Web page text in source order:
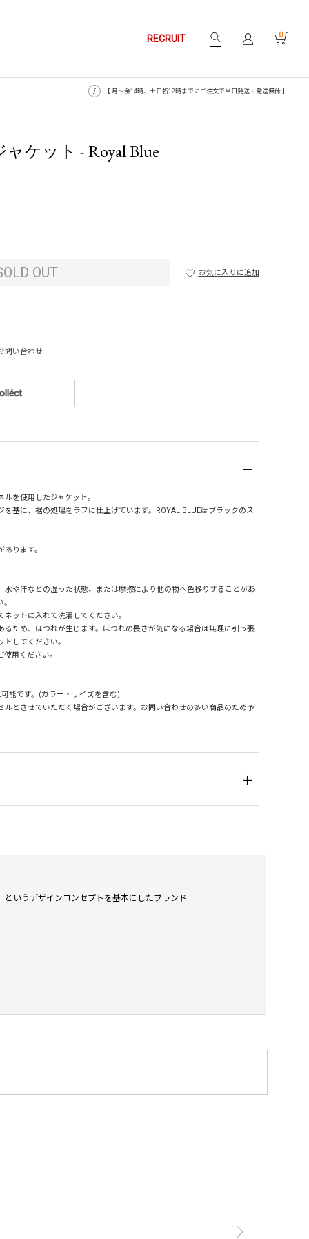
RECRUIT 0
【 月〜金14時、土日祝12時までにご注文で当日発送・発送無休 】
ケット - Royal Blue
OUT お気に入りに追加
問い合わせ
を使用したジャケット。
基に、裾の処理をラフに仕上げています。ROYAL BLUEはブラックのス
ります。
水や汗などの湿った状態、または摩擦により他の物へ色移りすることがあ
ットに入れて洗濯してください。
るため、ほつれが生じます。ほつれの長さが気になる場合は無理に引っ張
してください。
用ください。
能です。(カラー・サイズを含む)
ルとさせていただく場合がございます。お問い合わせの多い商品のため予
というデザインコンセプトを基本にしたブランド